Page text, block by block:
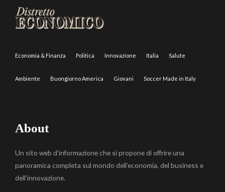
Economia & Finanza Politica Innovazione Italia Salute
Ambiente Buongiorno America Giovani Soccer Made in Italy
About
Un sito web d’informazione che si propone di offrire una
panoramica completa sul mondo dell’economia, del business e
dell’innovazione.